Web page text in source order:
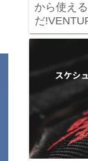
から使え
だ